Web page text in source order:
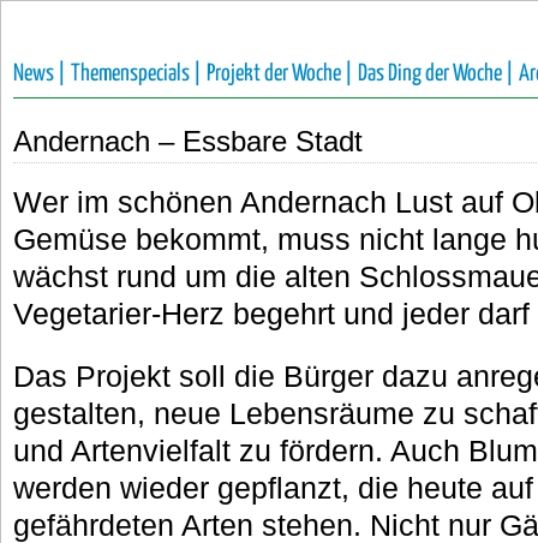
News | Themenspecials | Projekt der Woche | Das Ding der Woche |
Andernach – Essbare Stadt
Wer im schönen Andernach Lust auf
Gemüse bekommt, muss nicht lange
wächst rund um die alten
Vegetarier-Herz begehrt und jeder
Das Projekt soll die Bürger dazu
gestalten, neue Lebensräume zu
und Artenvielfalt zu fördern. Auch
werden wieder gepflanzt, die heute
gefährdeten Arten stehen. Nicht nur